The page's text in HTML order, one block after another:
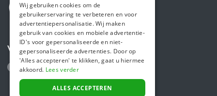
Volg ons
ENGLISH
Wij gebruiken cookies om de
gebruikerservaring te verbeteren en voor
advertentiepersonalisatie. Wij maken
gebruik van cookies en mobiele advertentie-
ID's voor gepersonaliseerde en niet-
gepersonaliseerde advertenties. Door op
'Alles accepteren' te klikken, gaat u hiermee
akkoord. Lees verder
ALLES ACCEPTEREN